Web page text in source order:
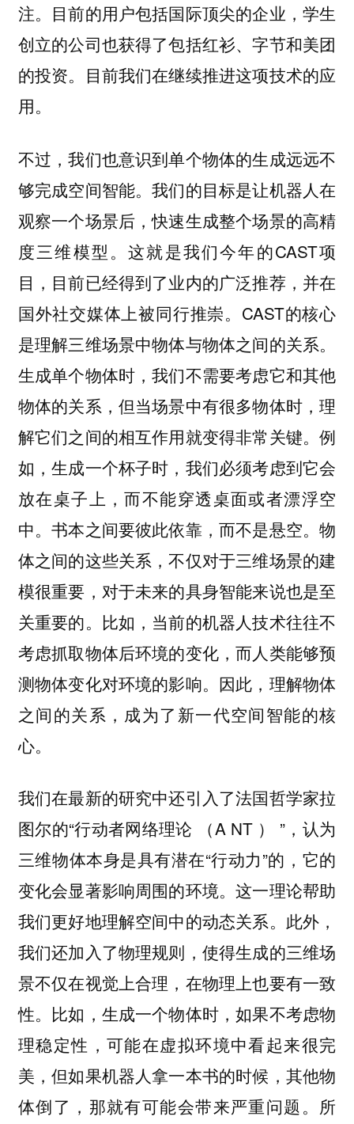
注。目前的用户包括国际顶尖的企业，学生
创立的公司也获得了包括红衫、字节和美团
的投资。目前我们在继续推进这项技术的应
用。
不过，我们也意识到单个物体的生成远远不
够完成空间智能。我们的目标是让机器人在
观察一个场景后，快速生成整个场景的高精
度三维模型。这就是我们今年的CAST项
目，目前已经得到了业内的广泛推荐，并在
国外社交媒体上被同行推崇。CAST的核心
是理解三维场景中物体与物体之间的关系。
生成单个物体时，我们不需要考虑它和其他
物体的关系，但当场景中有很多物体时，理
解它们之间的相互作用就变得非常关键。例
如，生成一个杯子时，我们必须考虑到它会
放在桌子上，而不能穿透桌面或者漂浮空
中。书本之间要彼此依靠，而不是悬空。物
体之间的这些关系，不仅对于三维场景的建
模很重要，对于未来的具身智能来说也是至
关重要的。比如，当前的机器人技术往往不
考虑抓取物体后环境的变化，而人类能够预
测物体变化对环境的影响。因此，理解物体
之间的关系，成为了新一代空间智能的核
心。
我们在最新的研究中还引入了法国哲学家拉
图尔的“行动者网络理论 （A NT ） ”，认为
三维物体本身是具有潜在“行动力”的，它的
变化会显著影响周围的环境。这一理论帮助
我们更好地理解空间中的动态关系。此外，
我们还加入了物理规则，使得生成的三维场
景不仅在视觉上合理，在物理上也要有一致
性。比如，生成一个物体时，如果不考虑物
理稳定性，可能在虚拟环境中看起来很完
美，但如果机器人拿一本书的时候，其他物
体倒了，那就有可能会带来严重问题。所